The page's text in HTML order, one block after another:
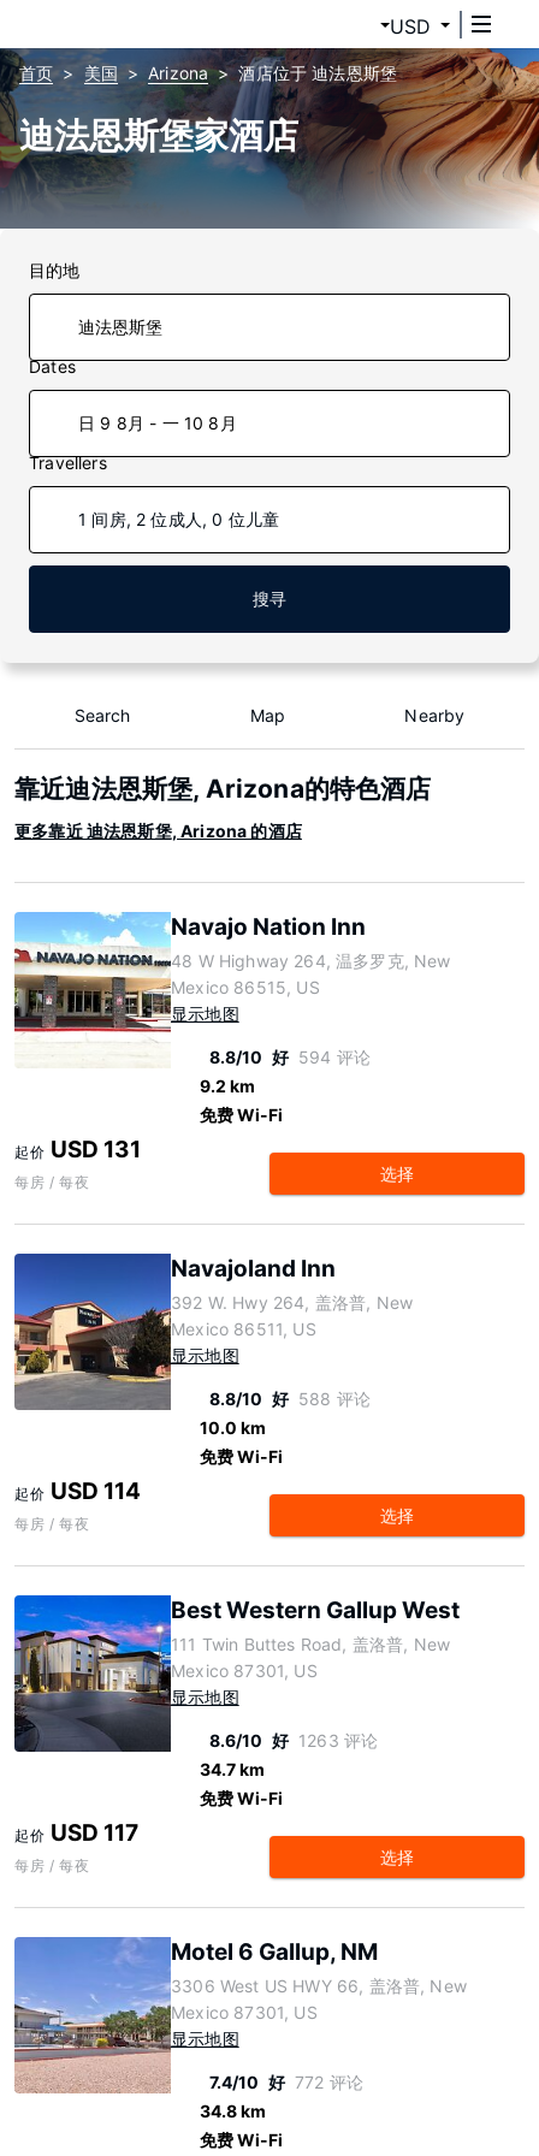
USD
首页 美国 Arizona 酒店位于 迪法恩斯堡
迪法恩斯堡家酒店
目的地
Dates
日 9 8月 - 一 10 8月
Travellers
1 间房, 2 位成人, 0 位儿童
搜寻
Search Map Nearby
靠近迪法恩斯堡, Arizona的特色酒店
更多靠近 迪法恩斯堡, Arizona 的酒店
Navajo Nation Inn
48 W Highway 264, 温多罗克, New
Mexico 86515, US
显示地图
8.8/10 好 594 评论
9.2 km
免费 Wi-Fi
起价 USD 131
每房 / 每夜 选择
Navajoland Inn
392 W. Hwy 264, 盖洛普, New
Mexico 86511, US
显示地图
8.8/10 好 588 评论
10.0 km
免费 Wi-Fi
起价 USD 114
每房 / 每夜 选择
Best Western Gallup West
111 Twin Buttes Road, 盖洛普, New
Mexico 87301, US
显示地图
8.6/10 好 1263 评论
34.7 km
免费 Wi-Fi
起价 USD 117
每房 / 每夜 选择
Motel 6 Gallup, NM
3306 West US HWY 66, 盖洛普, New
Mexico 87301, US
显示地图
7.4/10 好 772 评论
34.8 km
免费 Wi-Fi